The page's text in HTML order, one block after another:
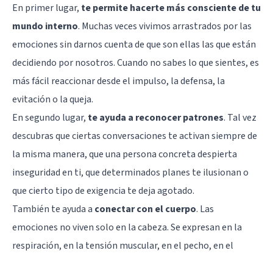
En primer lugar, te permite hacerte más consciente de tu
mundo interno. Muchas veces vivimos arrastrados por las
emociones sin darnos cuenta de que son ellas las que están
decidiendo por nosotros. Cuando no sabes lo que sientes, es
más fácil reaccionar desde el impulso, la defensa, la
evitación o la queja.
En segundo lugar, te ayuda a reconocer patrones. Tal vez
descubras que ciertas conversaciones te activan siempre de
la misma manera, que una persona concreta despierta
inseguridad en ti, que determinados planes te ilusionan o
que cierto tipo de exigencia te deja agotado.
También te ayuda a conectar con el cuerpo. Las
emociones no viven solo en la cabeza. Se expresan en la
respiración, en la tensión muscular, en el pecho, en el